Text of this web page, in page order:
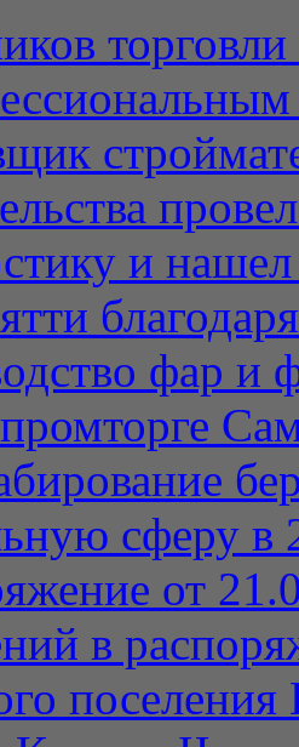
и
фар и
сферу в
от
в